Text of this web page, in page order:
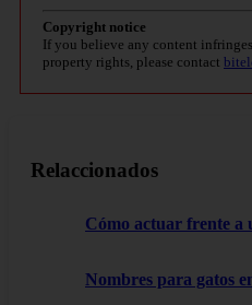
Copyright notice
If you believe any content
property rights, please contact
Relaccionados
Cómo actuar frente a
Nombres para gatos